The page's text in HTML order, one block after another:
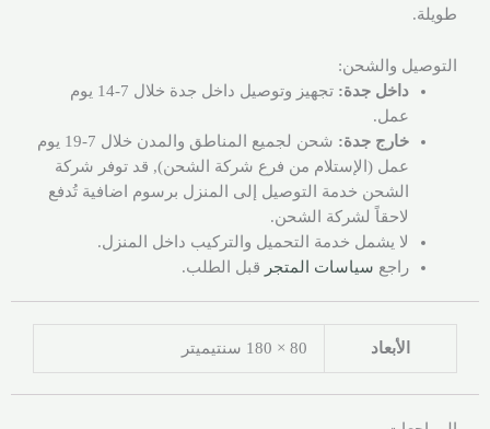
طويلة.
التوصيل والشحن:
داخل جدة:
تجهيز وتوصيل داخل جدة خلال 7-14 يوم
عمل.
خارج جدة:
شحن لجميع المناطق والمدن خلال 7-19 يوم
عمل (الإستلام من فرع شركة الشحن), قد توفر شركة
الشحن خدمة التوصيل إلى المنزل برسوم اضافية تُدفع
لاحقاً لشركة الشحن.
لا يشمل خدمة التحميل والتركيب داخل المنزل.
راجع سياسات المتجر قبل الطلب.
الأبعاد 80 × 180 سنتيميتر